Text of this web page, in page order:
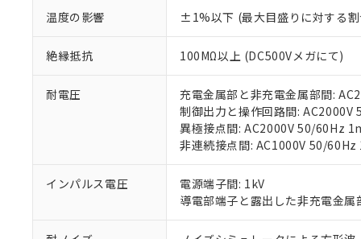
温度の影響 ±1%以下 (最大目盛りに対する
絶縁抵抗 100MΩ以上 (DC500Vメガにて)
耐電圧
充電金属部と非充電金属部間:
制御出力と操作回路間:
異極接点間: AC2000V 50/60Hz
非連続接点間: AC1000V 50/
インパルス電圧
電源端子間: 1kV
導電部端子と露出した非充電金属
在庫状況お
のであり、
い。
正式な納期
当社販売員
オムロン制御
在庫状況お
す。
マイパーツ
が、当社の
さい。
ル（DBP） 1000ppm以
※2 対応予定月
部品在庫の切り替
※3 非含有証明
*中国RoHS10物質の基
Pb(鉛) :1000ppm、
Cr(Ⅵ)(六価クロム) :
DBP(フタル酸ジブチル
DEHP(フタル酸ビス(2-
※2 環境保護使
「ｅ」：有害物質
「10」：通常の使
味します。
「－」：未確認で
当社は規制
ます。
当社は貴社
置等に一切
当社は、貴
また当社は
たしません。
号
○ 一定数以
△ 一定数に
－
在庫な
機器販売
白